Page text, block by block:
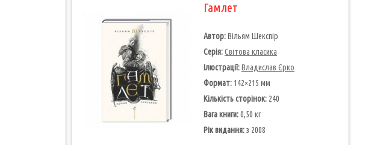
Гамлет
Автор:Вільям Шекспір
Серія:Світова класика
Ілюстрації:Владислав Єрко
Формат: 142×215 мм
Кількість сторінок: 240
Вага книги:0,50 кг
Рік видання:з 2008